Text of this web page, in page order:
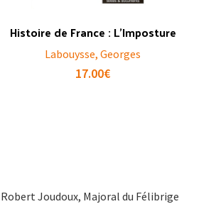
Histoire de France : L’Imposture
Labouysse, Georges
17.00€
Joudoux, Majoral du Félibrige